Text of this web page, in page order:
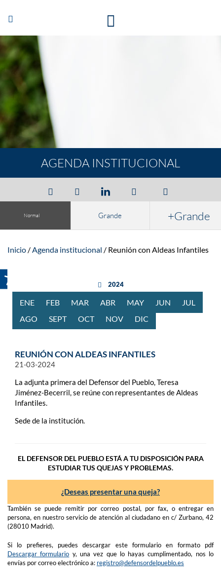
Abrir/Cerrar
navegación
AGENDA INSTITUCIONAL
Normal Grande +Grande
Inicio Agenda institucional Reunión con Aldeas Infantiles
año anterior
2024
ENE FEB REROMAR ABR BRILMAY JUN JUL
AGO STOSEPTIEMBRE
OCTUBRENOV IEMBRE
DIC
REUNIÓN CON ALDEAS INFANTILES
21-03-2024
La adjunta primera del Defensor del Pueblo, Teresa
Jiménez-Becerril, se reúne con representantes de Aldeas
Infantiles.
Sede de la institución.
EL DEFENSOR DEL PUEBLO ESTÁ A TU DISPOSICIÓN PARA
ESTUDIAR TUS QUEJAS Y PROBLEMAS.
¿Deseas presentar una queja?
También se puede remitir por correo postal, por fax, o entregar en
persona, en nuestro servicio de atención al ciudadano en c/ Zurbano, 42
(28010 Madrid).
Si lo prefieres, puedes descargar este formulario en formato pdf
Descargar formulario y, una vez que lo hayas cumplimentado, nos lo
envías por correo electrónico a: registro@defensordelpueblo.es